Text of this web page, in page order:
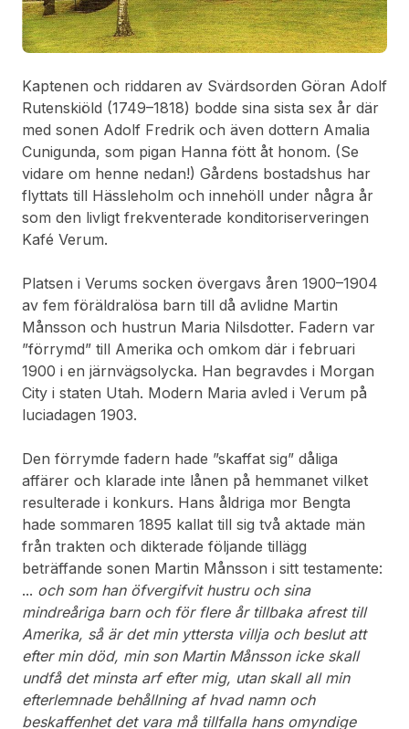
Kaptenen och riddaren av Svärdsorden Göran Adolf
Rutenskiöld (1749–1818) bodde sina sista sex år där
med sonen Adolf Fredrik och även dottern Amalia
Cunigunda, som pigan Hanna fött åt honom. (Se
vidare om henne nedan!) Gårdens bostadshus har
flyttats till Hässleholm och innehöll under några år
som den livligt frekventerade konditoriserveringen
Kafé Verum.
Platsen i Verums socken övergavs åren 1900–1904
av fem föräldralösa barn till då avlidne Martin
Månsson och hustrun Maria Nilsdotter. Fadern var
”förrymd” till Amerika och omkom där i februari
1900 i en järnvägsolycka. Han begravdes i Morgan
City i staten Utah. Modern Maria avled i Verum på
luciadagen 1903.
Den förrymde fadern hade ”skaffat sig” dåliga
affärer och klarade inte lånen på hemmanet vilket
resulterade i konkurs. Hans åldriga mor Bengta
hade sommaren 1895 kallat till sig två aktade män
från trakten och dikterade följande tillägg
beträffande sonen Martin Månsson i sitt testamente:
... och som han öfvergifvit hustru och sina
mindreåriga barn och för flere år tillbaka afrest till
Amerika, så är det min yttersta villja och beslut att
efter min död, min son Martin Månsson icke skall
undfå det minsta arf efter mig, utan skall all min
efterlemnade behållning af hvad namn och
beskaffenhet det vara må tillfalla hans omyndige